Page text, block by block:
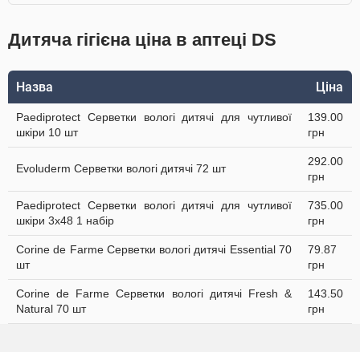
Дитяча гігієна ціна в аптеці DS
Назва Ціна
Paediprotect Серветки вологі дитячі для чутливої
шкіри 10 шт
139.00
грн
Evoluderm Серветки вологі дитячі 72 шт
292.00
грн
Paediprotect Серветки вологі дитячі для чутливої
шкіри 3х48 1 набір
735.00
грн
Corine de Farme Серветки вологі дитячі Essential 70
шт
79.87
грн
Corine de Farme Серветки вологі дитячі Fresh &
Natural 70 шт
143.50
грн